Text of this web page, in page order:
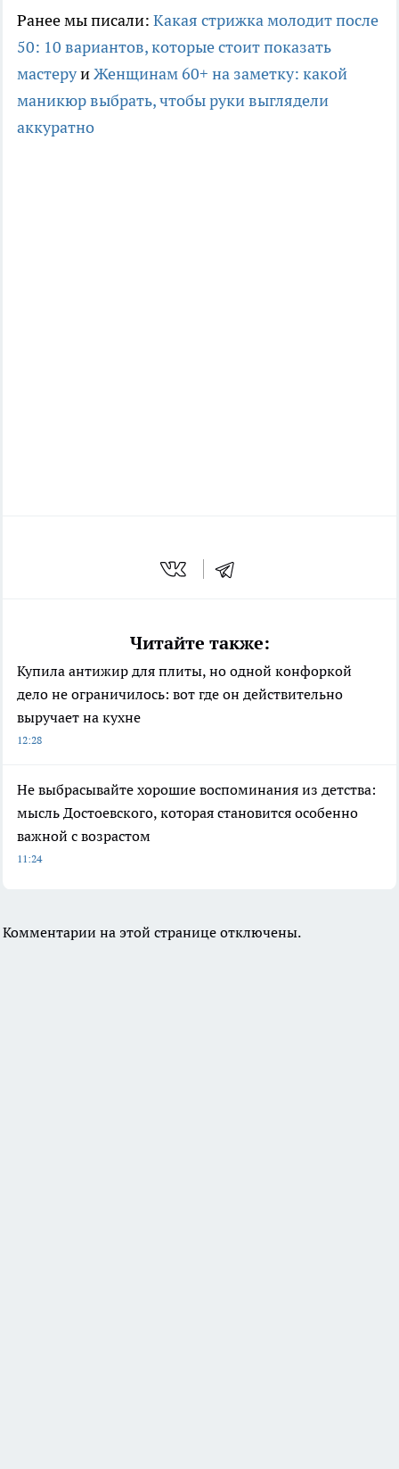
Ранее мы писали: Какая стрижка молодит после
50: 10 вариантов, которые стоит показать
мастеруиЖенщинам 60+ на заметку: какой
маникюр выбрать, чтобы руки выглядели
аккуратно
Читайте также:
Купила антижир для плиты, но одной конфоркой
дело не ограничилось: вот где он действительно
выручает на кухне
12:28
Не выбрасывайте хорошие воспоминания из детства:
мысль Достоевского, которая становится особенно
важной с возрастом
11:24
Комментарии на этой странице отключены.